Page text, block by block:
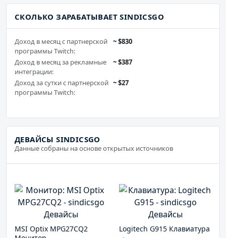
СКОЛЬКО ЗАРАБАТЫВАЕТ SINDICSGO
Доход в месяц c партнерской
программы Twitch:
~ $830
Доход в месяц за рекламные
интеграции:
~ $387
Доход за сутки c партнерской
программы Twitch:
~ $27
ДЕВАЙСЫ SINDICSGO
Данные собраны на основе открытых источников
MSI Optix MPG27CQ2
Logitech G915 Клавиатура